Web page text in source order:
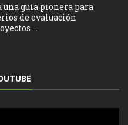
una guía pionera para
de evaluación
...